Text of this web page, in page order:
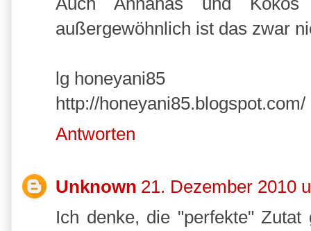
außergewöhnlich ist das zwar
lg honeyani85
http://honeyani85.blogspot.com/
Antworten
Unknown 21. Dezember 2010
Ich denke, die "perfekte"